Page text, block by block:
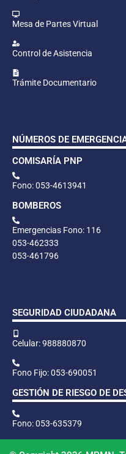
Mesa de Partes Virtual
Control de Asistencia
Trámite Documentario
NÚMEROS DE
COMISARÍA PNP
Fono: 053-4613941
BOMBEROS
Emergencias Fono: 116
053-462333
053-461796
SEGURIDAD CIUDADANA
Celular: 988880870
Fono Fijo: 053-690051
GESTIÓN DE RIESGO DE
Fono: 053-635379